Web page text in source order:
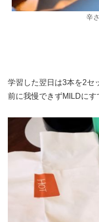
辛
学習した翌日は3本を2セ
前に我慢できずMILDにす